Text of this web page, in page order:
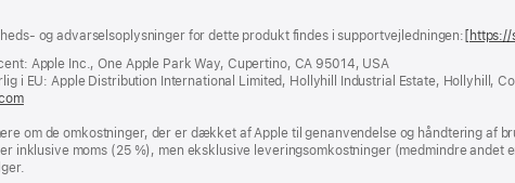
og advarselsoplysninger for dette produkt findes i supportvejledningen:
Apple Inc., One Apple Park Way, Cupertino, CA 95014, USA
i EU: Apple Distribution International Limited, Hollyhill Industrial Estate, Hollyhill,
(åbner
et
nyt
vindue)
om de omkostninger, der er dækket af Apple til genanvendelse og håndtering af
inklusive moms (25 %), men eksklusive leveringsomkostninger (medmindre